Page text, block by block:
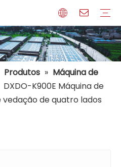
Produtos » Máquina de
DXDO-K900E Máquina de
de quatro lados